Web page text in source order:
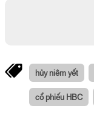
hủy niêm yết
cổ phiếu HBC